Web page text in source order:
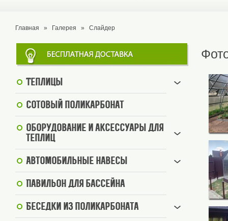
Главная » Галерея » Слайдер
Теплицы
Сотовый поликарбонат
Оборудование и аксессуары для
теплиц
Автомобильные навесы
Павильон для бассейна
Беседки из поликарбоната